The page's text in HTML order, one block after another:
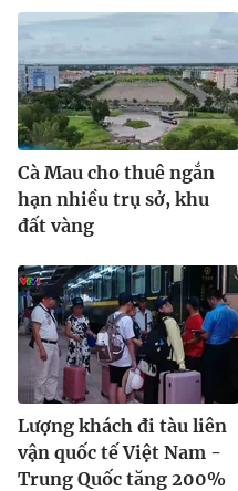
Cà Mau cho thuê ngắn
hạn nhiều trụ sở, khu
đất vàng
Lượng khách đi tàu liên
vận quốc tế Việt Nam -
Trung Quốc tăng 200%